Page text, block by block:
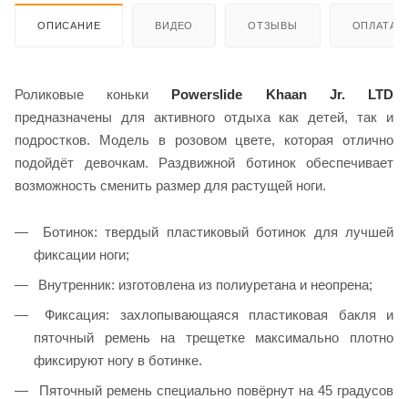
ОПИСАНИЕ ВИДЕО ОТЗЫВЫ ОПЛАТА
Роликовые коньки Powerslide Khaan Jr. LTD
предназначены для активного отдыха как детей, так и
подростков. Модель в розовом цвете, которая отлично
подойдёт девочкам. Раздвижной ботинок обеспечивает
возможность сменить размер для растущей ноги.
Ботинок: твердый пластиковый ботинок для лучшей
фиксации ноги;
Внутренник: изготовлена из полиуретана и неопрена;
Фиксация: захлопывающаяся пластиковая бакля и
пяточный ремень на трещетке максимально плотно
фиксируют ногу в ботинке.
Пяточный ремень специально повёрнут на 45 градусов